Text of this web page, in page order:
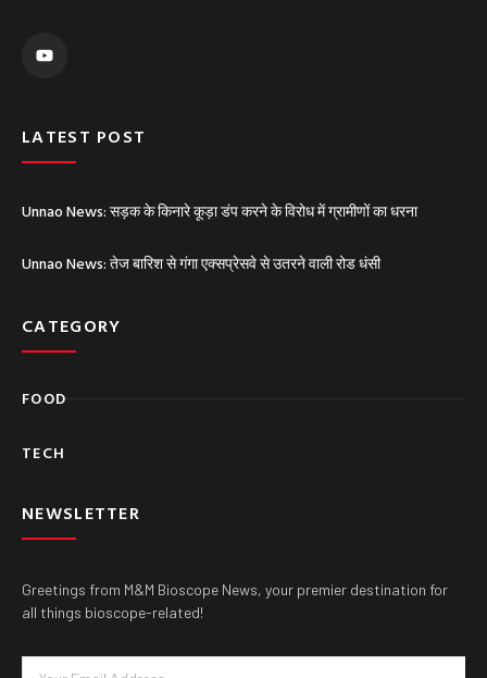
u
LATEST POST
Unnao News: सड़क के किनारे कूड़ा डंप करने के विरोध में ग्रामीणों का धरना
Unnao News: तेज बारिश से गंगा एक्सप्रेसवे से उतरने वाली रोड धंसी
CATEGORY
FOOD
TECH
NEWSLETTER
Greetings from M&M Bioscope News, your premier destination for
all things bioscope-related!